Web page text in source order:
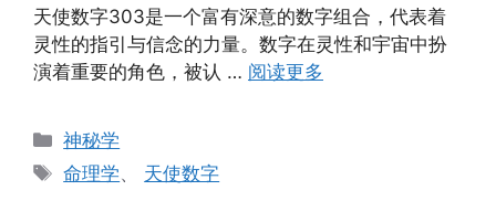
天使数字303是一个富有深意的数字组合，代表着
灵性的指引与信念的力量。数字在灵性和宇宙中扮
演着重要的角色，被认 … 阅读更多
分
类
神秘学
标
命理学、 天使数字